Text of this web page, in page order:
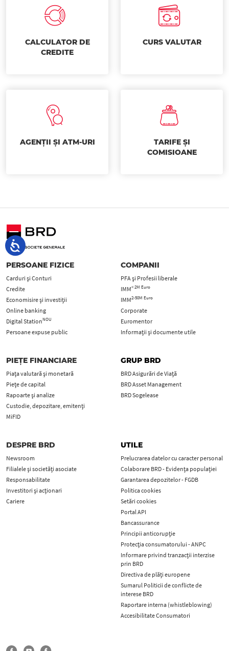
CALCULATOR DE
CREDITE
CURS VALUTAR
AGENȚII ȘI ATM-URI
TARIFE ȘI
COMISIOANE
PERSOANE FIZICE
Carduri şi Conturi
Credite
Economisire și investiții
Online banking
Digital StationNOU
Persoane expuse public
COMPANII
PFA şi Profesii liberale
IMM< 2M Euro
IMM2-50M Euro
Corporate
Euromentor
Informații și documente utile
PIEȚE FINANCIARE
Piața valutară și monetară
Piețe de capital
Rapoarte și analize
Custodie, depozitare, emitenți
MiFID
GRUP BRD
BRD Asigurări de Viață
BRD Asset Management
BRD Sogelease
DESPRE BRD
Newsroom
Filialele și societăți asociate
Responsabilitate
Investitori și acționari
Cariere
UTILE
Prelucrarea datelor cu caracter personal
Colaborare BRD - Evidența populației
Garantarea depozitelor - FGDB
Politica cookies
Setări cookies
Portal API
Bancassurance
Principii anticorupţie
Protecţia consumatorului - ANPC
Informare privind tranzacții interzise
prin BRD
Directiva de plăți europene
Sumarul Politicii de conflicte de
interese BRD
Raportare interna (whistleblowing)
Accesibilitate Consumatori